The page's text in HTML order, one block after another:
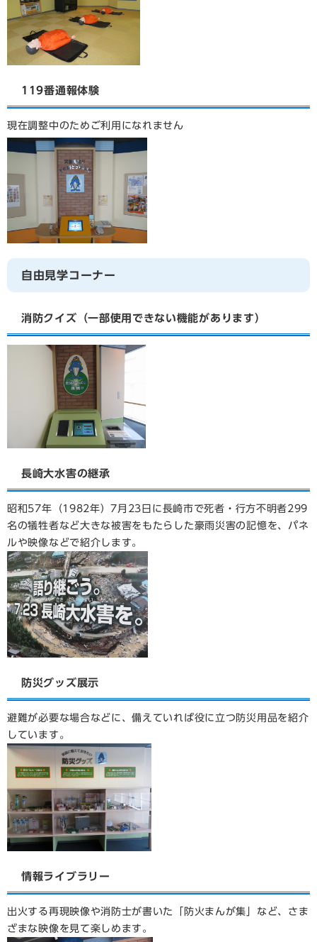
119番通報体験
現在調整中のためご利用になれません
自由見学コーナー
消防クイズ（一部使用できない機能があります）
長崎大水害の継承
昭和57年（1982年）7月23日に長崎市で死者・行方不明者299
名の犠牲者など大きな被害をもたらした豪雨災害の記憶を、パネ
ルや映像などで紹介します。
防災グッズ展示
避難が必要な場合などに、備えていれば役に立つ防災用品を紹介
しています。
情報ライブラリー
出火する再現映像や消防士が書いた「防火まんが集」など、さま
ざまな映像を見て楽しめます。